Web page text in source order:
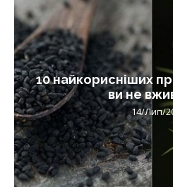
10 найкорисніших
ви не
14/Лип/